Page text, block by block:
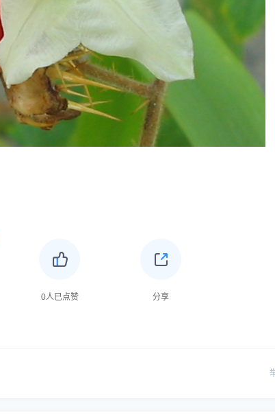
0人已点赞 分享